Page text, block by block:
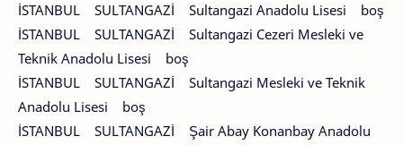
İSTANBUL SULTANGAZİ Sultangazi Anadolu Lisesi boş
İSTANBUL SULTANGAZİ Sultangazi Cezeri Mesleki ve
Teknik Anadolu Lisesi boş
İSTANBUL SULTANGAZİ Sultangazi Mesleki ve Teknik
Anadolu Lisesi boş
İSTANBUL SULTANGAZİ Şair Abay Konanbay Anadolu